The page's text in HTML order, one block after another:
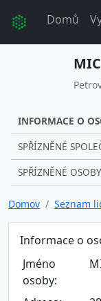
Domů
INFORMACE O
SPŘÍZNĚNÉ
SPŘÍZNĚNÉ OSOBY
Domov Seznam
Informace o
Jméno
osoby: